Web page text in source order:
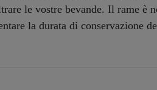
le vostre bevande. Il rame è
la durata di conservazione